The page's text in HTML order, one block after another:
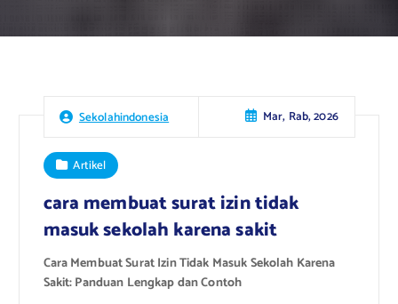
Sekolahindonesia Mar, Rab, 2026
Artikel
cara membuat surat izin tidak
masuk sekolah karena sakit
Cara Membuat Surat Izin Tidak Masuk Sekolah Karena
Sakit: Panduan Lengkap dan Contoh